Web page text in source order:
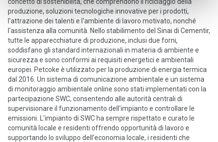
produzione, soluzioni tecnologiche innovative per i prodotti,
l'attrazione dei talenti e l'ambiente di lavoro motivato, nonché
l'assistenza alla comunità. Nello stabilimento del Sinai di Cementir,
tutte le apparecchiature di produzione, inclusi due forni,
soddisfano gli standard internazionali in materia di ambiente e
sicurezza e sono conformi ai requisiti energetici e ambientali
europei. Petcoke è utilizzato per la produzione di energia termica
dal 2016. Un sistema di comunicazione ambientale e un sistema
di monitoraggio ambientale online sono stati implementati con la
partecipazione SWC, consentendo alle autorità centrali di
supervisionare il funzionamento dell'impianto e controllare le
emissioni. L'impianto di SWC ha sempre rispettato e curato le
comunità locale e residenti offrendo opportunità di lavoro e
supportando lo sviluppo dell'economia locale, i residenti che